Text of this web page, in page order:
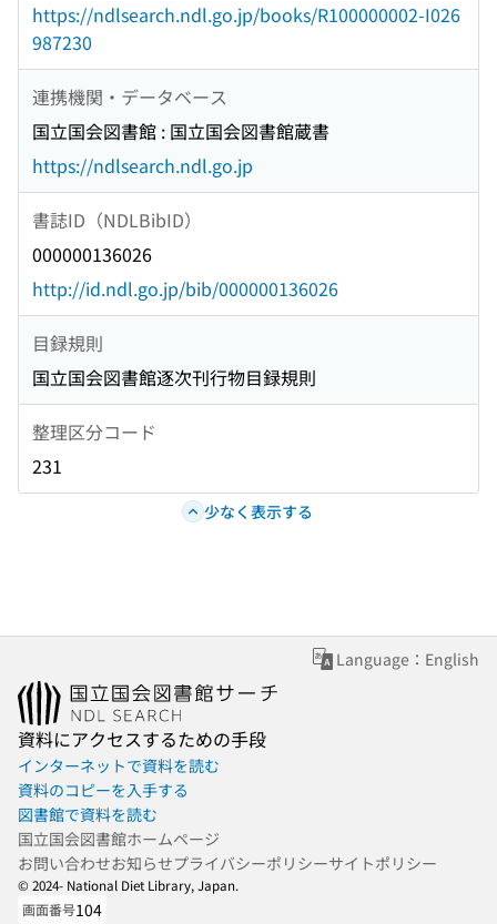
https://ndlsearch.ndl.go.jp/books/R100000002-I026
987230
連携機関・データベース
国立国会図書館 : 国立国会図書館蔵書
https://ndlsearch.ndl.go.jp
書誌ID（NDLBibID）
000000136026
http://id.ndl.go.jp/bib/000000136026
目録規則
国立国会図書館逐次刊行物目録規則
整理区分コード
231
少なく表示する
Language：English
資料にアクセスするための手段
インターネットで資料を読む
資料のコピーを入手する
図書館で資料を読む
国立国会図書館ホームページ
お問い合わせお知らせプライバシーポリシーサイトポリシー
© 2024- National Diet Library, Japan.
画面番号104